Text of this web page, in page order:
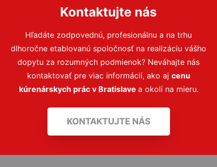
Kontaktujte nás
Hľadáte zodpovednú, profesionálnu a na trhu
dlhoročne etablovanú spoločnosť na realizáciu vášho
dopytu za rozumných podmienok? Neváhajte nás
kontaktovať pre viac informácií, ako aj cenu
kúrenárskych prác v Bratislave a okolí na mieru.
KONTAKTUJTE NÁS